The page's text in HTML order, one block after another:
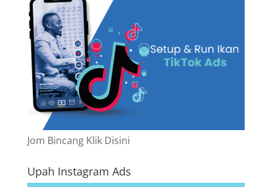
Jom Bincang Klik Disini
Upah Instagram Ads